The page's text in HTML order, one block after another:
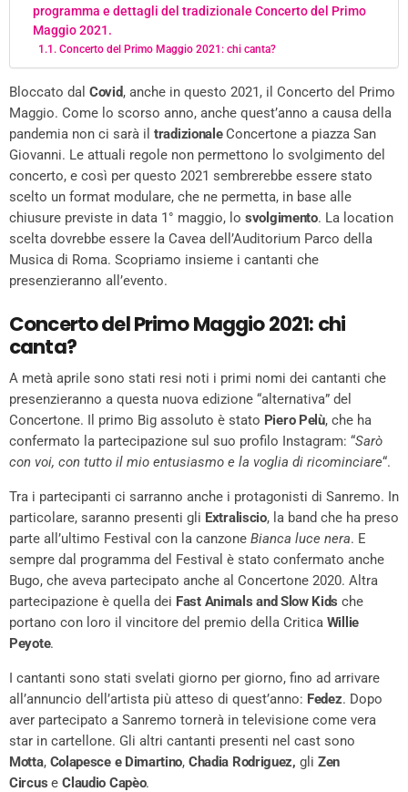
programma e dettagli del tradizionale Concerto del Primo
Maggio 2021.
Concerto del Primo Maggio 2021: chi canta?
Bloccato dal Covid, anche in questo 2021, il Concerto del Primo
Maggio. Come lo scorso anno, anche quest’anno a causa della
pandemia non ci sarà il tradizionale Concertone a piazza San
Giovanni. Le attuali regole non permettono lo svolgimento del
concerto, e così per questo 2021 sembrerebbe essere stato
scelto un format modulare, che ne permetta, in base alle
chiusure previste in data 1° maggio, lo svolgimento. La location
scelta dovrebbe essere la Cavea dell’Auditorium Parco della
Musica di Roma. Scopriamo insieme i cantanti che
presenzieranno all’evento.
Concerto del Primo Maggio 2021: chi
canta?
A metà aprile sono stati resi noti i primi nomi dei cantanti che
presenzieranno a questa nuova edizione “alternativa” del
Concertone. Il primo Big assoluto è stato Piero Pelù, che ha
confermato la partecipazione sul suo profilo Instagram: “Sarò
con voi, con tutto il mio entusiasmo e la voglia di ricominciare“.
Tra i partecipanti ci sarranno anche i protagonisti di Sanremo. In
particolare, saranno presenti gli Extraliscio, la band che ha preso
parte all’ultimo Festival con la canzone Bianca luce nera. E
sempre dal programma del Festival è stato confermato anche
Bugo, che aveva partecipato anche al Concertone 2020. Altra
partecipazione è quella dei Fast Animals and Slow Kids che
portano con loro il vincitore del premio della Critica Willie
Peyote.
I cantanti sono stati svelati giorno per giorno, fino ad arrivare
all’annuncio dell’artista più atteso di quest’anno: Fedez. Dopo
aver partecipato a Sanremo tornerà in televisione come vera
star in cartellone. Gli altri cantanti presenti nel cast sono
Motta, Colapesce e Dimartino, Chadia Rodriguez, gli Zen
Circus eClaudio Capèo.